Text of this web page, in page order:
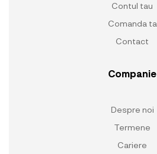
Contul tau
Comanda ta
Contact
Companie
Despre noi
Termene
Cariere